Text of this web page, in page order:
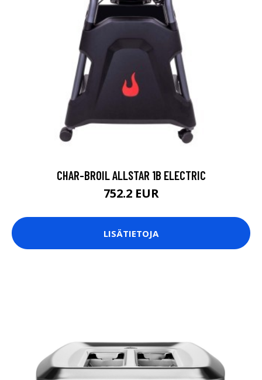
CHAR-BROIL ALLSTAR 1B ELECTRIC
752.2 EUR
LISÄTIETOJA